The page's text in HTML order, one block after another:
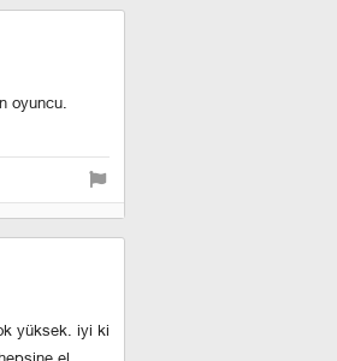
oyuncu.
yüksek. i̇yi ki